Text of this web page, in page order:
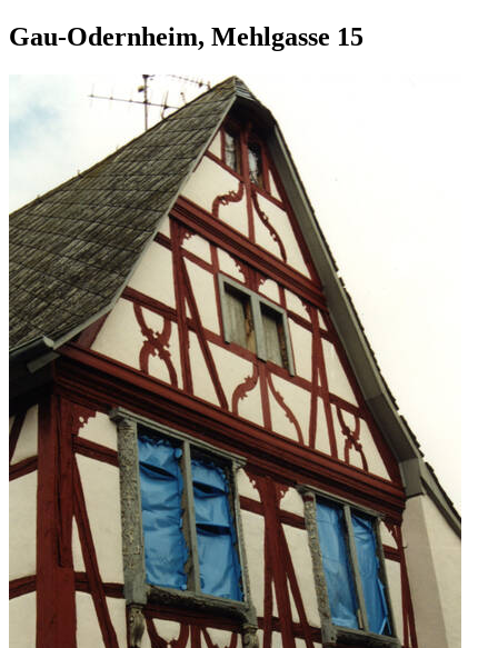
Gau-Odernheim, Mehlgasse 15